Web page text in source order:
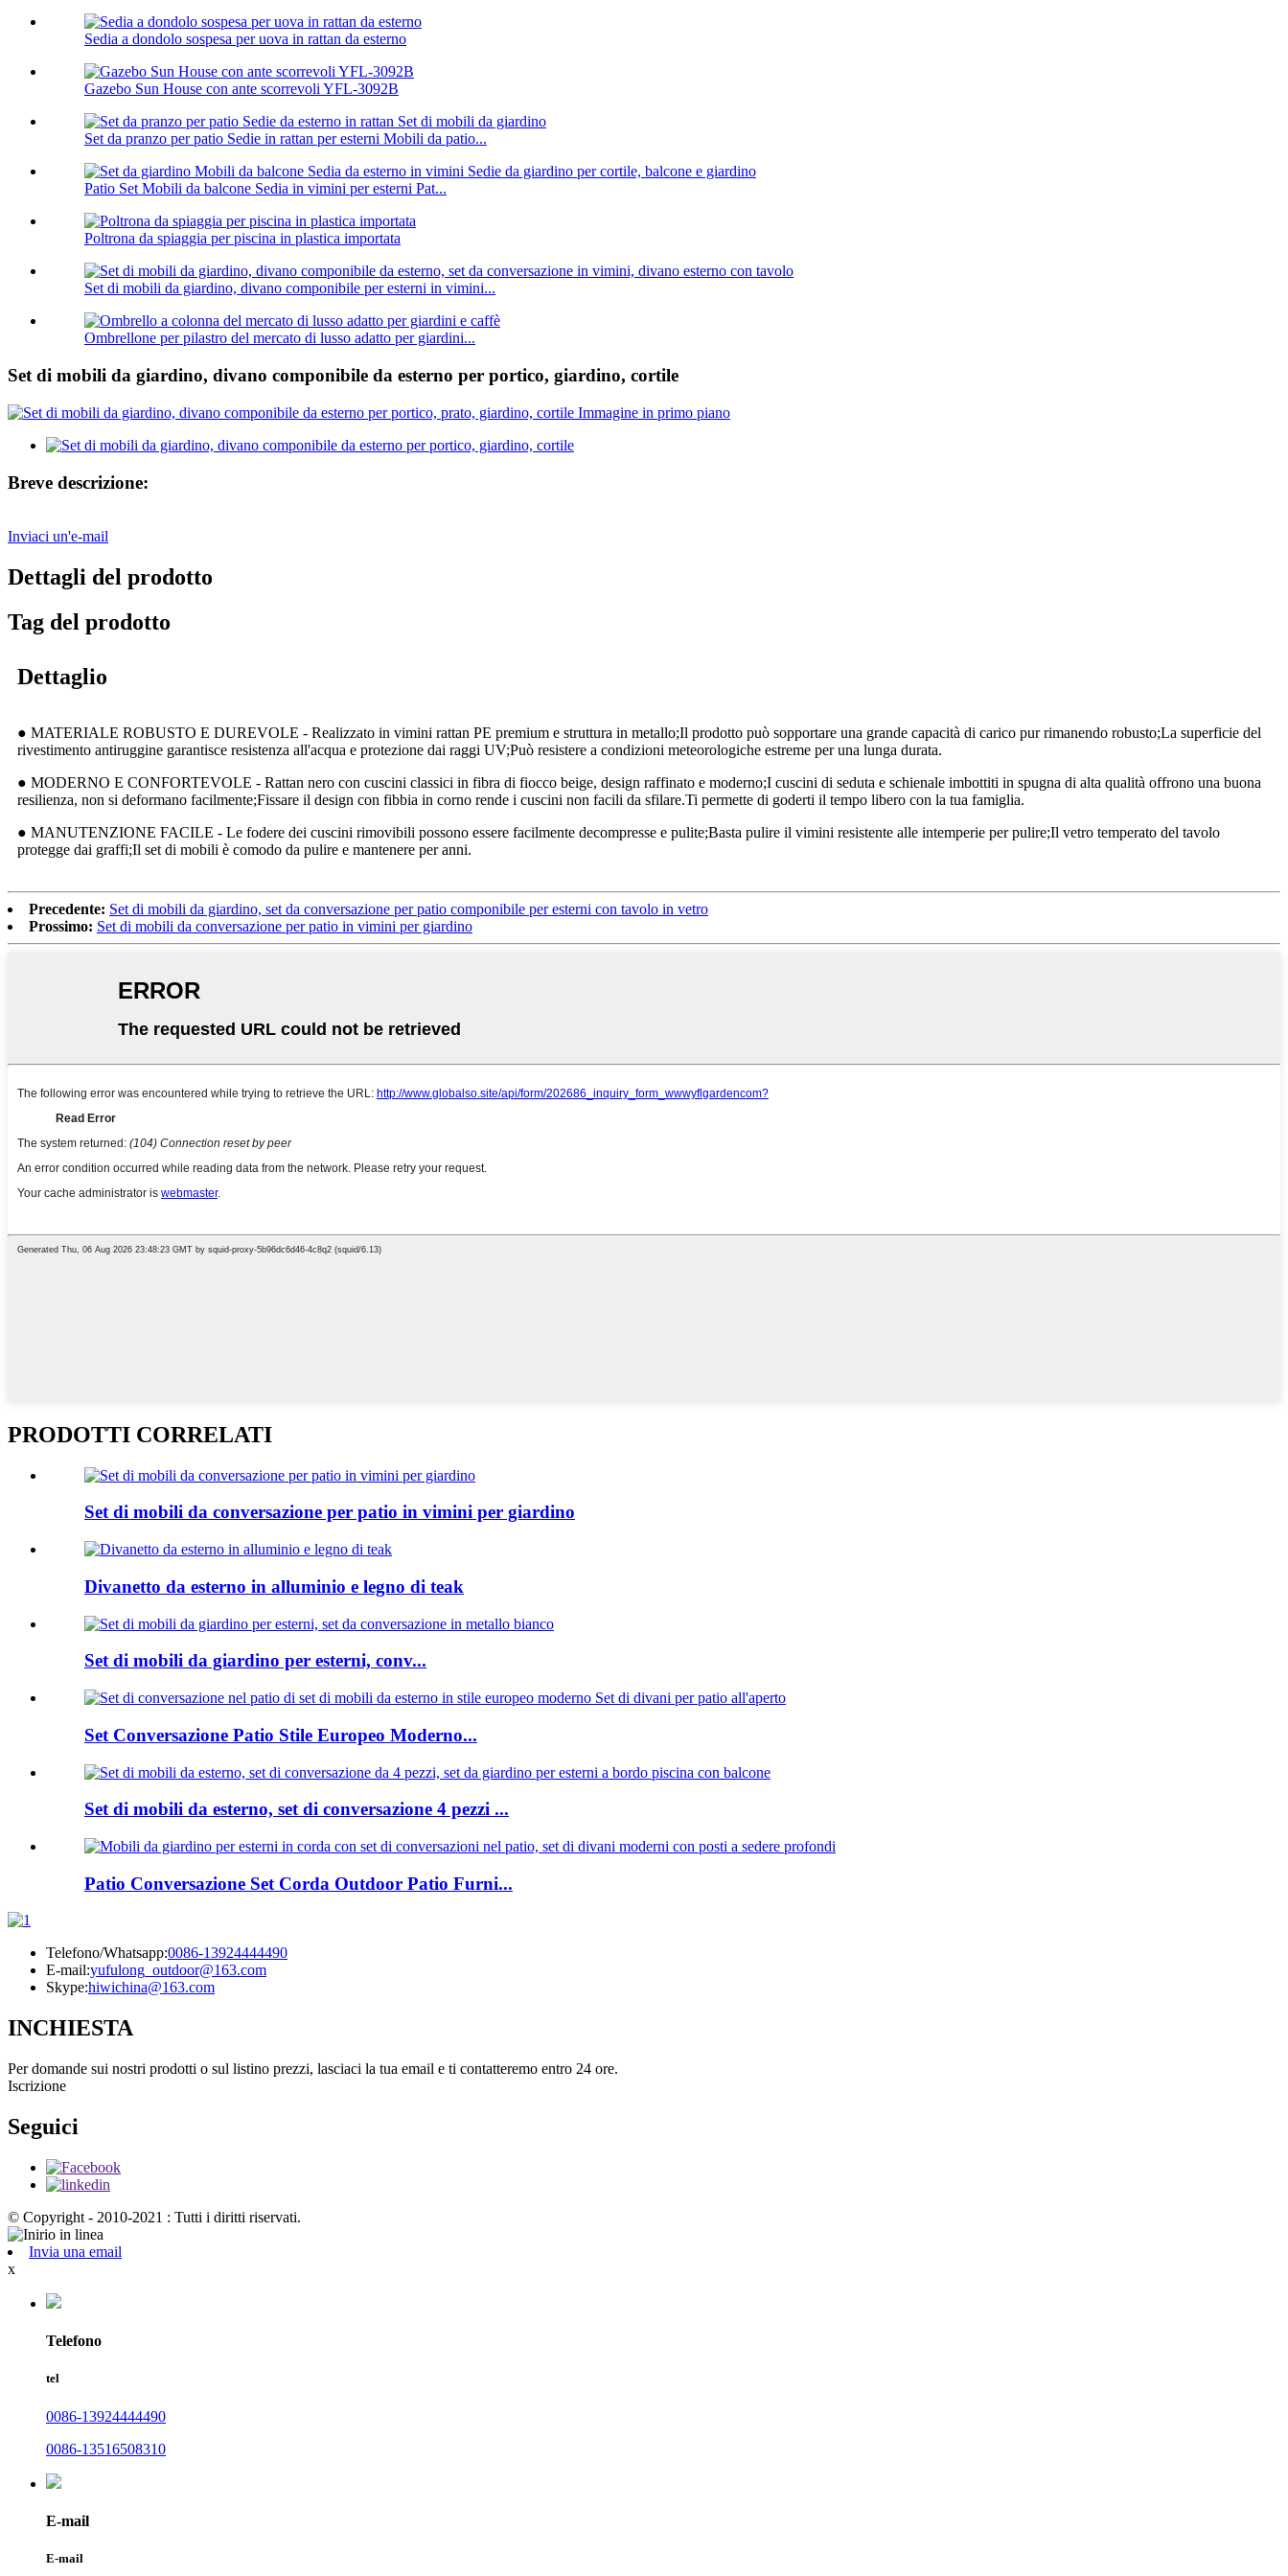
Sedia a dondolo sospesa per uova in rattan da esterno
Gazebo Sun House con ante scorrevoli YFL-3092B
Set da pranzo per patio Sedie in rattan per esterni Mobili da patio...
Patio Set Mobili da balcone Sedia in vimini per esterni Pat...
Poltrona da spiaggia per piscina in plastica importata
Set di mobili da giardino, divano componibile per esterni in vimini...
Ombrellone per pilastro del mercato di lusso adatto per giardini...
Set di mobili da giardino, divano componibile da esterno per portico, giardino, cortile
Breve descrizione:
Inviaci un'e-mail
Dettagli del prodotto
Tag del prodotto
Dettaglio
● MATERIALE ROBUSTO E DUREVOLE - Realizzato in vimini rattan PE premium e struttura in metallo;Il prodotto può sopportare una grande capacità di carico pur rimanendo robusto;La superficie del
rivestimento antiruggine garantisce resistenza all'acqua e protezione dai raggi UV;Può resistere a condizioni meteorologiche estreme per una lunga durata.
● MODERNO E CONFORTEVOLE - Rattan nero con cuscini classici in fibra di fiocco beige, design raffinato e moderno;I cuscini di seduta e schienale imbottiti in spugna di alta qualità offrono una buona
resilienza, non si deformano facilmente;Fissare il design con fibbia in corno rende i cuscini non facili da sfilare.Ti permette di goderti il ​​tempo libero con la tua famiglia.
● MANUTENZIONE FACILE - Le fodere dei cuscini rimovibili possono essere facilmente decompresse e pulite;Basta pulire il vimini resistente alle intemperie per pulire;Il vetro temperato del tavolo
protegge dai graffi;Il set di mobili è comodo da pulire e mantenere per anni.
Precedente: Set di mobili da giardino, set da conversazione per patio componibile per esterni con tavolo in vetro
Prossimo: Set di mobili da conversazione per patio in vimini per giardino
PRODOTTI CORRELATI
Set di mobili da conversazione per patio in vimini per giardino
Divanetto da esterno in alluminio e legno di teak
Set di mobili da giardino per esterni, conv...
Set Conversazione Patio Stile Europeo Moderno...
Set di mobili da esterno, set di conversazione 4 pezzi ...
Patio Conversazione Set Corda Outdoor Patio Furni...
Telefono/Whatsapp:0086-13924444490
E-mail:yufulong_outdoor@163.com
Skype:hiwichina@163.com
INCHIESTA
Per domande sui nostri prodotti o sul listino prezzi, lasciaci la tua email e ti contatteremo entro 24 ore.
Iscrizione
Seguici
© Copyright - 2010-2021 : Tutti i diritti riservati.
Invia una email
x
Telefono
tel
0086-13924444490
0086-13516508310
E-mail
E-mail